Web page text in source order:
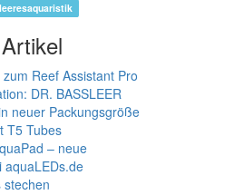
Reef Assistant Pro
DR. BASSLEER
neuer Packungsgröße
T5 Tubes
– neue
aquaLEDs.de
stechen